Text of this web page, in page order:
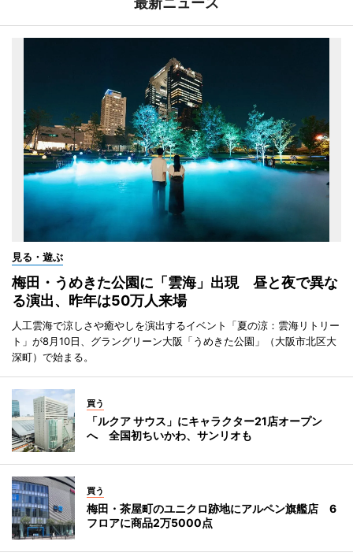
見る・遊ぶ
梅田・うめきた公園に「雲海」出現 昼と夜で異な
る演出、昨年は50万人来場
人工雲海で涼しさや癒やしを演出するイベント「夏の涼：雲海リトリー
ト」が8月10日、グラングリーン大阪「うめきた公園」（大阪市北区大
深町）で始まる。
買う
「ルクア サウス」にキャラクター21店オープン
へ 全国初ちいかわ、サンリオも
買う
梅田・茶屋町のユニクロ跡地にアルペン旗艦店 6
フロアに商品2万5000点